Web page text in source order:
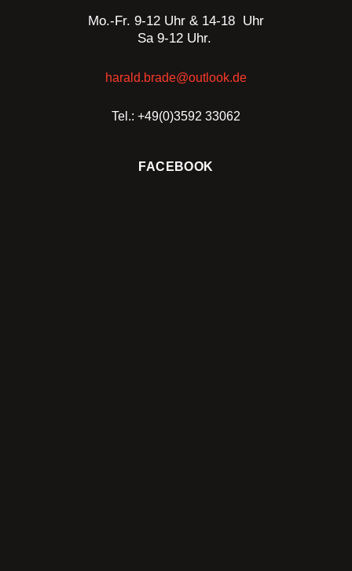
Mo.-Fr. 9-12 Uhr & 14-18 Uhr
Sa 9-12 Uhr.
harald.brade@outlook.de
Tel.: +49(0)3592 33062
FACEBOOK